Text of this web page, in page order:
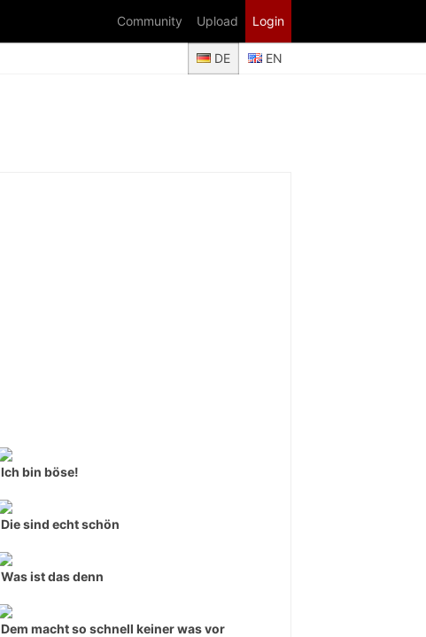
Login
Upload
Community
DE EN
Ich bin böse!
Die sind echt schön
Was ist das denn
Dem macht so schnell keiner was vor